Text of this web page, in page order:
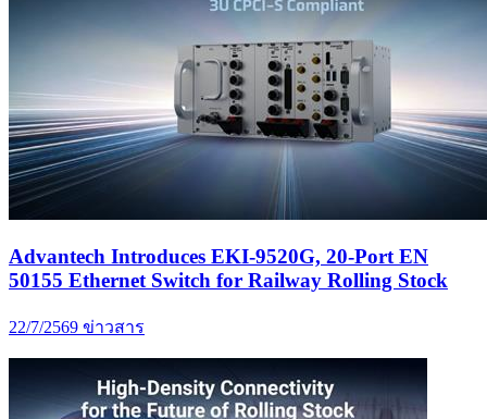
Advantech Introduces EKI-9520G, 20-Port EN
50155 Ethernet Switch for Railway Rolling Stock
22/7/2569 ข่าวสาร